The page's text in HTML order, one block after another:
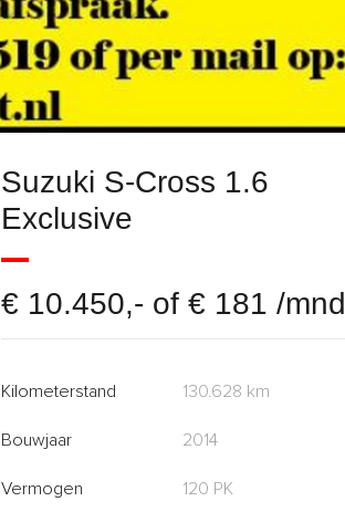
Suzuki S-Cross 1.6
Exclusive
€ 10.450,- of € 181 /mnd
Kilometerstand 130.628 km
Bouwjaar 2014
Vermogen 120 PK